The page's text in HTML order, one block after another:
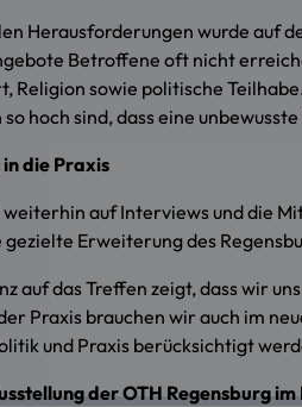
Herausforderungen wurde auf
Betroffene oft nicht
Religion sowie politische
hoch sind, dass eine
die Praxis
weiterhin auf Interviews und die
gezielte Erweiterung des
auf das Treffen zeigt, dass wir
Praxis brauchen wir auch im
und Praxis berücksichtigt
der OTH Regensburg